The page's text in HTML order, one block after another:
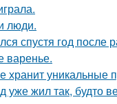
люди.
спустя год после
варенье.
хранит уникальные
жил так, будто